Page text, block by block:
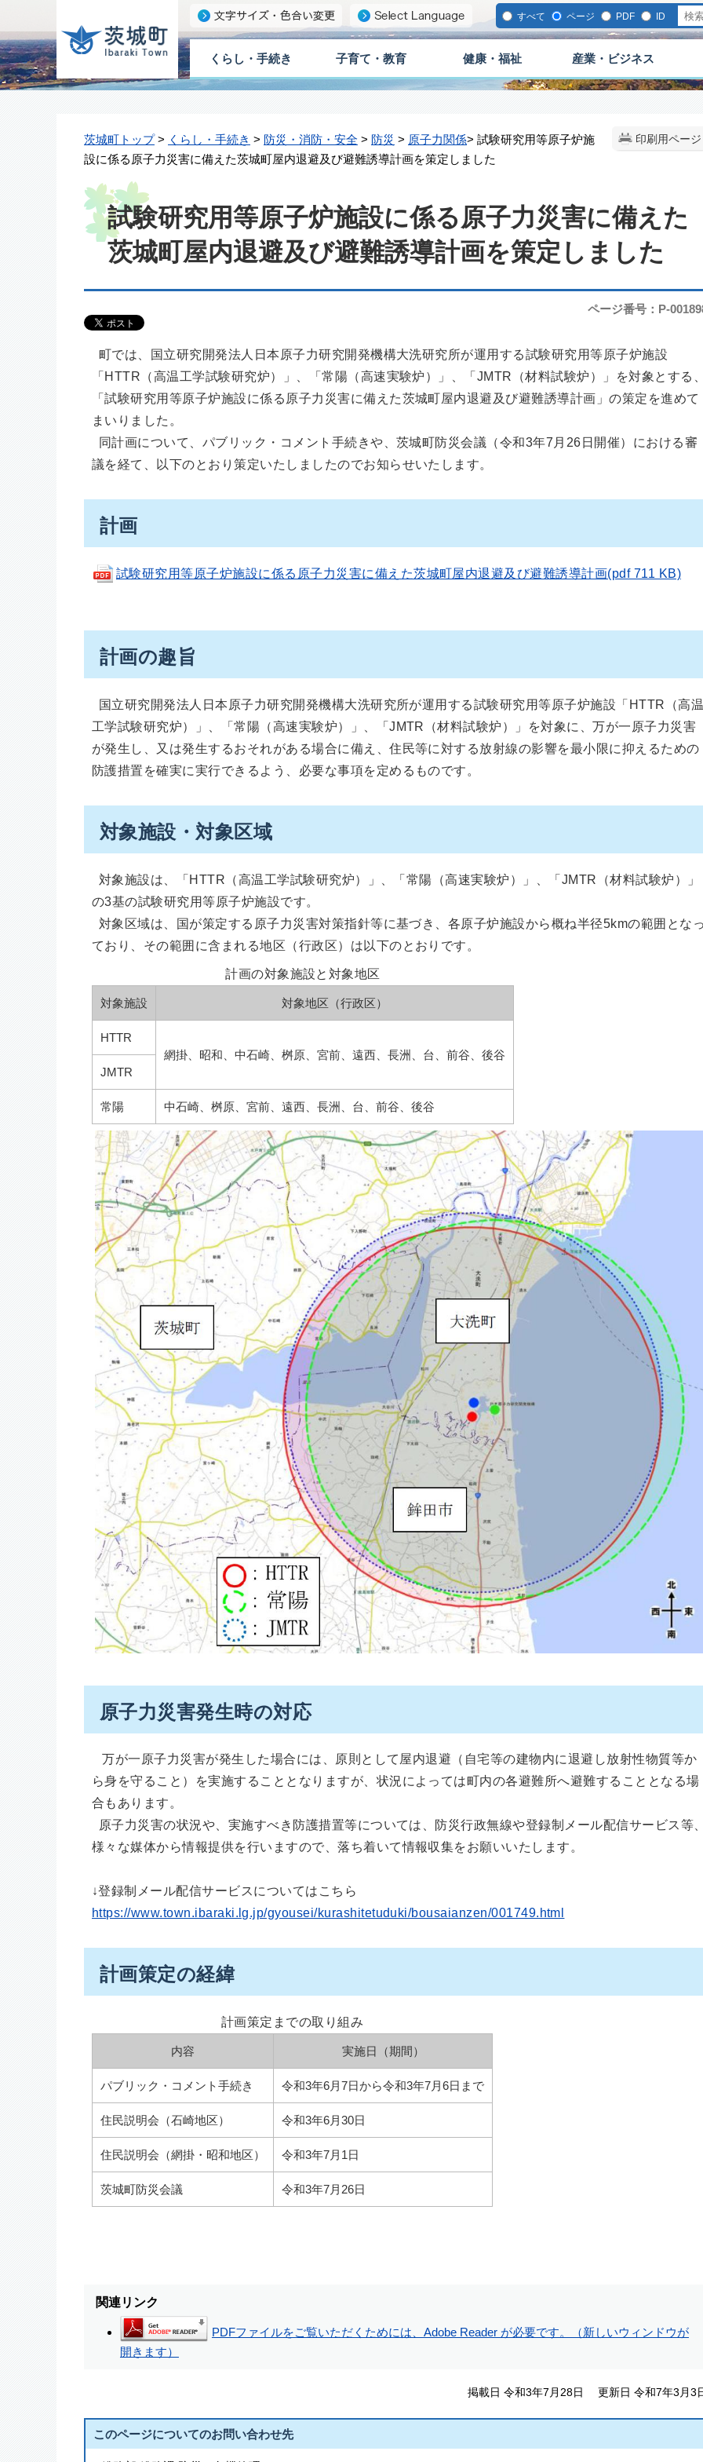
すべて ページ PDF ID
くらし・手続き 子育て・教育 健康・福祉 産業・ビジネス
印刷用ページ
茨城町トップ> くらし・手続き > 防災・消防・安全 > 防災 > 原子力関係> 試験研究用等原子炉施
設に係る原子力災害に備えた茨城町屋内退避及び避難誘導計画を策定しました
試験研究用等原子炉施設に係る原子力災害に備えた
茨城町屋内退避及び避難誘導計画を策定しました
ページ番号：P-
町では、国立研究開発法人日本原子力研究開発機構大洗研究所が運用する試験研究用等原子炉施設
「HTTR（高温工学試験研究炉）」、「常陽（高速実験炉）」、「JMTR（材料試験炉）」を対象とする
「試験研究用等原子炉施設に係る原子力災害に備えた茨城町屋内退避及び避難誘導計画」の策定を進めて
まいりました。
同計画について、パブリック・コメント手続きや、茨城町防災会議（令和3年7月26日開催）における審
議を経て、以下のとおり策定いたしましたのでお知らせいたします。
計画
試験研究用等原子炉施設に係る原子力災害に備えた茨城町屋内退避及び避難誘導計画(pdf 711 KB)
計画の趣旨
国立研究開発法人日本原子力研究開発機構大洗研究所が運用する試験研究用等原子炉施設「HTTR（高温
工学試験研究炉）」、「常陽（高速実験炉）」、「JMTR（材料試験炉）」を対象に、万が一原子力災害
が発生し、又は発生するおそれがある場合に備え、住民等に対する放射線の影響を最小限に抑えるための
防護措置を確実に実行できるよう、必要な事項を定めるものです。
対象施設・対象区域
対象施設は、「HTTR（高温工学試験研究炉）」、「常陽（高速実験炉）」、「JMTR（材料試験炉）」
の3基の試験研究用等原子炉施設です。
対象区域は、国が策定する原子力災害対策指針等に基づき、各原子炉施設から概ね半径5kmの範囲とな
ており、その範囲に含まれる地区（行政区）は以下のとおりです。
計画の対象施設と対象地区
対象施設 対象地区（行政区）
HTTR
網掛、昭和、中石崎、桝原、宮前、遠西、長洲、台、前谷、後谷
JMTR
常陽 中石崎、桝原、宮前、遠西、長洲、台、前谷、後谷
原子力災害発生時の対応
万が一原子力災害が発生した場合には、原則として屋内退避（自宅等の建物内に退避し放射性物質等か
ら身を守ること）を実施することとなりますが、状況によっては町内の各避難所へ避難することとなる場
合もあります。
原子力災害の状況や、実施すべき防護措置等については、防災行政無線や登録制メール配信サービス等
様々な媒体から情報提供を行いますので、落ち着いて情報収集をお願いいたします。
↓登録制メール配信サービスについてはこちら
https://www.town.ibaraki.lg.jp/gyousei/kurashitetuduki/bousaianzen/001749.html
計画策定の経緯
計画策定までの取り組み
内容 実施日（期間）
パブリック・コメント手続き 令和3年6月7日から令和3年7月6日まで
住民説明会（石崎地区） 令和3年6月30日
住民説明会（網掛・昭和地区） 令和3年7月1日
茨城町防災会議 令和3年7月26日
関連リンク
PDFファイルをご覧いただくためには、Adobe Reader が必要です。（新しいウィンドウが
開きます）
掲載日 令和3年7月28日 更新日 令和7年3月3
このページについてのお問い合わせ先